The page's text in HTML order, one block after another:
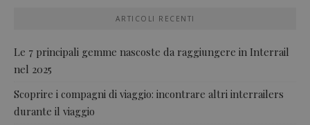
ARTICOLI RECENTI
Le 7 principali gemme nascoste da raggiungere in Interrail
nel 2025
Scoprire i compagni di viaggio: incontrare altri interrailers
durante il viaggio